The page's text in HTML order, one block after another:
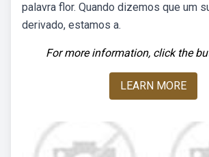
palavra flor. Quando dizemos que um
derivado, estamos a.
For more information, click the
LEARN MORE